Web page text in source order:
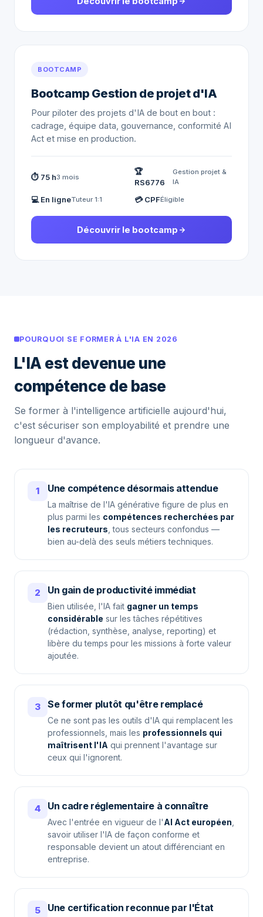
BOOTCAMP
Bootcamp Gestion de projet d'IA
Pour piloter des projets d'IA de bout en bout :
cadrage, équipe data, gouvernance, conformité AI
Act et mise en production.
⏱ 75 h3 mois
🏆
RS6776
Gestion projet &
IA
💻 En ligneTuteur 1:1 💳 CPFÉligible
Découvrir le bootcamp
POURQUOI SE FORMER À L'IA EN 2026
L'IA est devenue une
compétence de base
Se former à l'intelligence artificielle aujourd'hui,
c'est sécuriser son employabilité et prendre une
longueur d'avance.
1 Une compétence désormais attendue
La maîtrise de l'IA générative figure de plus en
plus parmi les compétences recherchées par
les recruteurs , tous secteurs confondus —
bien au-delà des seuls métiers techniques.
2 Un gain de productivité immédiat
Bien utilisée, l'IA fait gagner un temps
considérable sur les tâches répétitives
(rédaction, synthèse, analyse, reporting) et
libère du temps pour les missions à forte valeur
ajoutée.
3 Se former plutôt qu'être remplacé
Ce ne sont pas les outils d'IA qui remplacent les
professionnels, mais les professionnels qui
maîtrisent l'IA qui prennent l'avantage sur
ceux qui l'ignorent.
4 Un cadre réglementaire à connaître
Avec l'entrée en vigueur de l'AI Act européen
savoir utiliser l'IA de façon conforme et
responsable devient un atout différenciant en
entreprise.
5 Une certification reconnue par l'État